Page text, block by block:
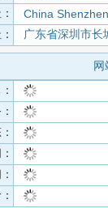
China Shenzhen
广东省深圳市长